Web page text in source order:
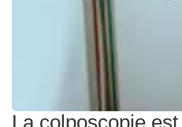
La colposcopie